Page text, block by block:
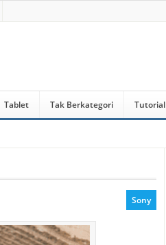
Tablet Tak Berkategori Tutorial
Sony